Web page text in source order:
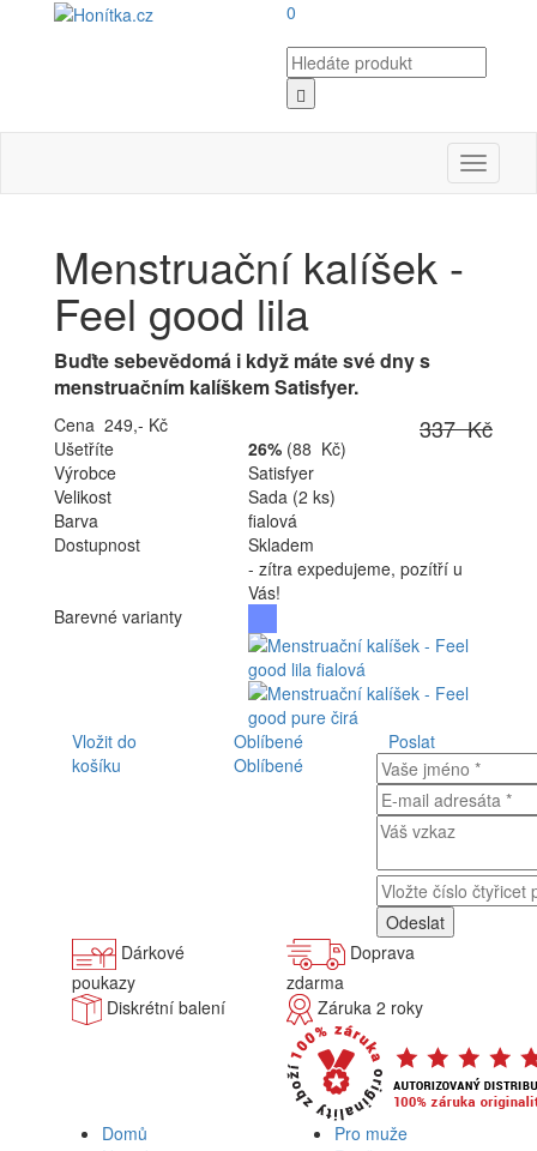
0
Toggle
Menstruační kalíšek -
Feel good lila
Buďte sebevědomá i když máte své dny s
menstruačním kalíškem Satisfyer.
337 Kč
Cena 249,- Kč
Ušetříte
26%(88 Kč)
Výrobce
Satisfyer
Velikost
Sada (2 ks)
Barva
fialová
Dostupnost
Skladem
- zítra expedujeme, pozítří u
Vás!
Barevné varianty
Vložit do
košíku
Oblíbené
Oblíbené
Poslat
Dárkové
poukazy
Doprava
zdarma
Diskrétní balení
Záruka 2 roky
Domů
Pro muže